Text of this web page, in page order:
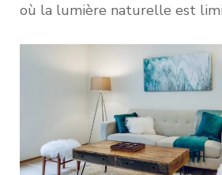
où la lumière naturelle est